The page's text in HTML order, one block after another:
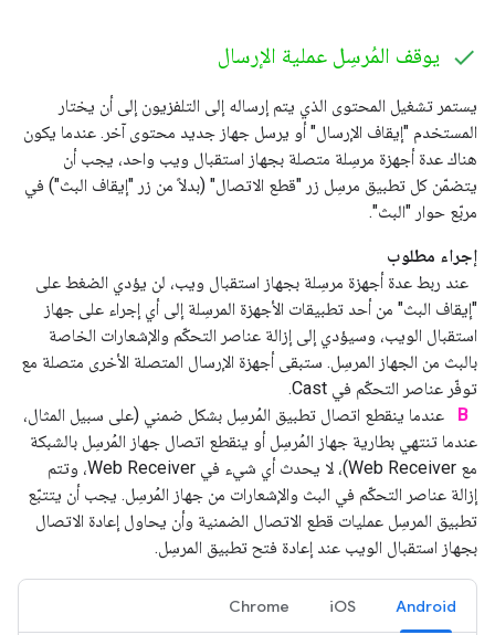
يوقف المُرسِل عملية الإرسال
يستمر تشغيل المحتوى الذي يتم إرساله إلى التلفزيون إلى أن يختار
المستخدم "إيقاف الإرسال" أو يرسل جهاز جديد محتوى آخر. عندما يكون
هناك عدة أجهزة مرسِلة متصلة بجهاز استقبال ويب واحد، يجب أن
يتضمّن كل تطبيق مرسِل زر "قطع الاتصال" (بدلاً من زر "إيقاف البث") في
مربّع حوار "البث".
إجراء مطلوب
عند ربط عدة أجهزة مرسِلة بجهاز استقبال ويب، لن يؤدي الضغط على
"إيقاف البث" من أحد تطبيقات الأجهزة المرسِلة إلى أي إجراء على جهاز
استقبال الويب، وسيؤدي إلى إزالة عناصر التحكّم والإشعارات الخاصة
بالبث من الجهاز المرسِل. ستبقى أجهزة الإرسال المتصلة الأخرى متصلة مع
توفّر عناصر التحكّم في Cast.
عندما ينقطع اتصال تطبيق المُرسِل بشكل ضمني (على سبيل المثال،
عندما تنتهي بطارية جهاز المُرسِل أو ينقطع اتصال جهاز المُرسِل بالشبكة
مع Web Receiver)، لا يحدث أي شيء في Web Receiver، وتتم
إزالة عناصر التحكّم في البث والإشعارات من جهاز المُرسِل. يجب أن يتتبّع
تطبيق المرسِل عمليات قطع الاتصال الضمنية وأن يحاول إعادة الاتصال
بجهاز استقبال الويب عند إعادة فتح تطبيق المرسِل.
Android
iOS
Chrome